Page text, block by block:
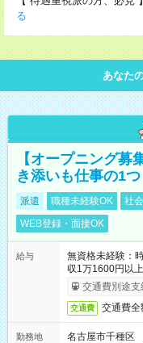
る
あなた
【オープニング募
き添いも仕事の1つ
派遣 職種未経験OK 社
WEB登録・面接OK
給与
無資格未経験
収1万1600円以上
交通費別途支
交通費 交通費全
勤務地
名古屋市千種区